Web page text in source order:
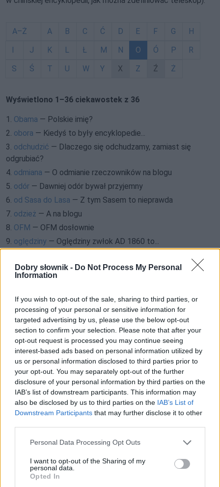
Dobry słownik - Do Not Process My Personal
Information
If you wish to opt-out of the sale, sharing to third parties, or
processing of your personal or sensitive information for
targeted advertising by us, please use the below opt-out
section to confirm your selection. Please note that after your
opt-out request is processed you may continue seeing
interest-based ads based on personal information utilized by
us or personal information disclosed to third parties prior to
your opt-out. You may separately opt-out of the further
disclosure of your personal information by third parties on the
IAB’s list of downstream participants. This information may
also be disclosed by us to third parties on the IAB’s List of
Downstream Participants that may further disclose it to other
Please note that this website/app uses one or more Google
not limited to your visit or usage behaviour. You may click to
grant or deny consent to Google and its third-party tags to
use your data for below specified purposes in below Google
Personal Data Processing Opt Outs
I want to opt-out of the Sharing of my
personal data.
Opted In
A–Ż A B C Ć D E F G
H
I
J K L Ł M N O Ó P
R
S
Ś T U W Y X Z Ź Ż
Wyświetlono 1–36 ciekawostek z 36
1. Obama — Polskie imię?
2. obora — Kiedyś to były encyklopedie...
3. odchudzić — Dlaczego się odchudzamy, zamiast się
odgrubiać?
4. odmiana — O odmianie rzeczowników na blogu
5. odór — Dawniej odór bywał przyjemny
6. od Sasa do Lasa — Z tym Sasem to nieprawda
7. odzież — A na blogu
8. OFM — OFM dosłownie
9. oględziny — Oględziny zwłok AD 1860 to...
11.OK— OKw scrabble
13.okręt— Dlaczego okręty mają zwykle żeńskie nazwy?
14.Oksa— Dawniej teżOksza
15.oksza— Pochodzenie nazwy
16.oktabina— Pochodzenie słowaoktabina
17.olewać— Od wulgarności do naukowości
18.ołów— Takie są skutki braku ołowiu
19.omega-3— Skądomega-3?
20.OMG— Pochodzenie wyrażenia OMG
21.omownia— Kto powymyślał te wszystkie nazwy?
— OP — oczywiste pochodzenie
opamiętać się— Upamiętaj się!
op. cit.— Pochodzenie skrótu